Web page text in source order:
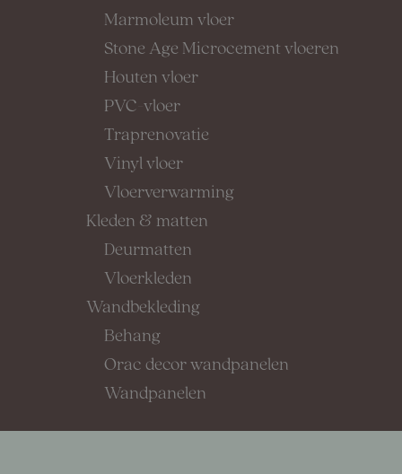
Marmoleum vloer
Stone Age Microcement vloeren
Houten vloer
PVC-vloer
Traprenovatie
Vinyl vloer
Vloerverwarming
Kleden & matten
Deurmatten
Vloerkleden
Wandbekleding
Behang
Orac decor wandpanelen
Wandpanelen